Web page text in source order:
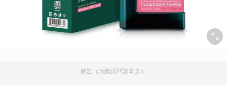
廣告（請繼續閱讀本文）